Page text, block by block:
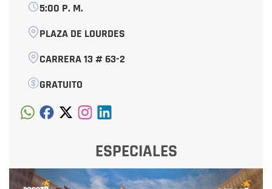
5:00 P. M.
PLAZA DE LOURDES
CARRERA 13 # 63-2
GRATUITO
ESPECIALES